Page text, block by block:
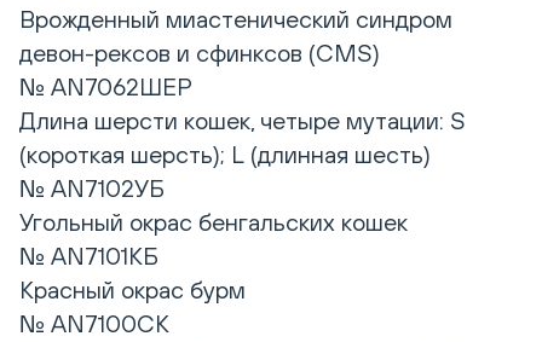
Врожденный миастенический синдром
девон-рексов и сфинксов (CMS)
№ AN7062ШЕР
Длина шерсти кошек, четыре мутации: S
(короткая шерсть); L (длинная шесть)
№ AN7102УБ
Угольный окрас бенгальских кошек
№ AN7101КБ
Красный окрас бурм
№ AN7100CK